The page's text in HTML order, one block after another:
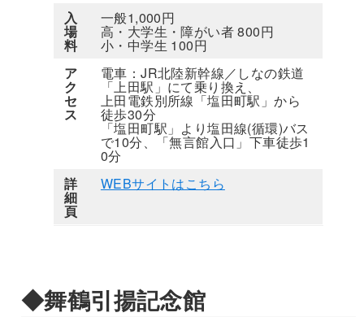
入
場
料
一般1,000円
高・大学生・障がい者 800円
小・中学生 100円
ア
ク
セ
ス
電車：JR北陸新幹線／しなの鉄道
「上田駅」にて乗り換え、
上田電鉄別所線「塩田町駅」から
徒歩30分
「塩田町駅」より塩田線(循環)バス
で10分、「無言館入口」下車徒歩1
0分
詳
細
頁
WEBサイトはこちら
◆舞鶴引揚記念館